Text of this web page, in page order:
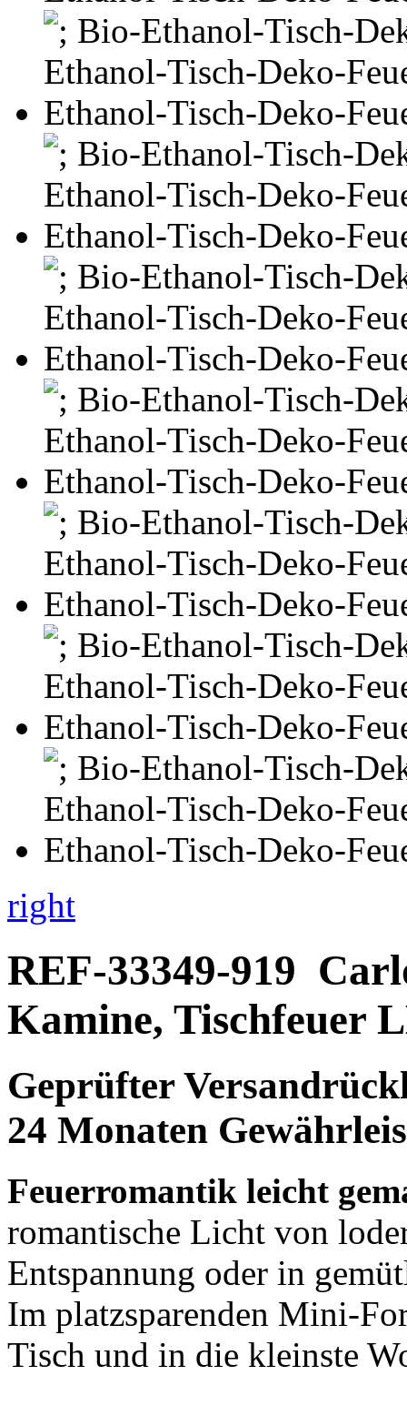
right
REF-33349-919
Kamine, Tischfeuer
Geprüfter
24 Monaten
Feuerromantik leicht
romantische Licht von
Entspannung oder in
Im platzsparenden Mini-
Tisch und in die kleinste